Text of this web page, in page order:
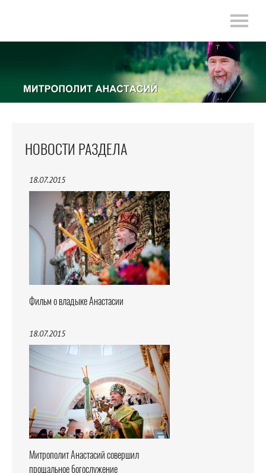
НОВОСТИ РАЗДЕЛА
18.07.2015
Фильм о владыке Анастасии
18.07.2015
Митрополит Анастасий совершил
прощальное богослужение